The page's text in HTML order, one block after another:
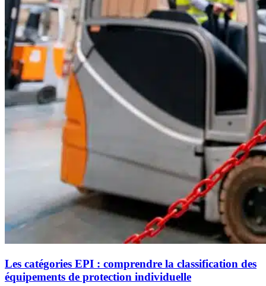
Les catégories EPI : comprendre la classification des
équipements de protection individuelle